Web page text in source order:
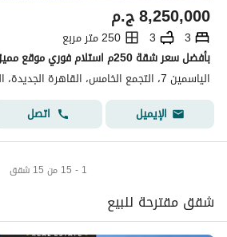
ج.م8,250,000
3
3
250 متر مربع
بأفضل سعر شقة 250م استلام فوري موقع مميزلفترةمحدود
الياسمين 7، التجمع الخامس، القاهرة الجديدة، القاهرة
الإيميل
اتصل
1 - 15 من 15 شقق
شقق مقترحة للبيع